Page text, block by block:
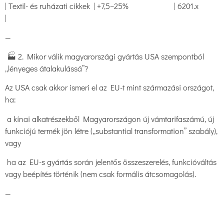
| Textil- és ruházati cikkek | +7,5–25% | 6201.x
|
—
🏭 2. Mikor válik magyarországi gyártás USA szempontból
„lényeges átalakulássá”?
Az USA csak akkor ismeri el az EU-t mint származási országot,
ha:
a kínai alkatrészekből Magyarországon új vámtarifaszámú, új
funkciójú termék jön létre („substantial transformation” szabály),
vagy
ha az EU-s gyártás során jelentős összeszerelés, funkcióváltás
vagy beépítés történik (nem csak formális átcsomagolás).
—